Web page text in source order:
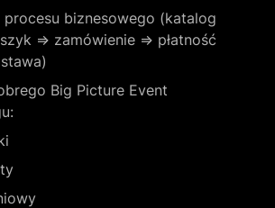
procesu biznesowego (katalog
⇒ zamówienie ⇒ płatność
Big Picture Event